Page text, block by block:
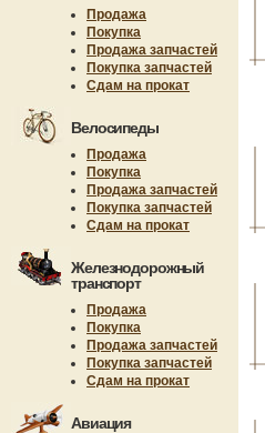
Продажа
Покупка
Продажа запчастей
Покупка запчастей
Сдам на прокат
Велосипеды
Продажа
Покупка
Продажа запчастей
Покупка запчастей
Сдам на прокат
Железнодорожный
транспорт
Продажа
Покупка
Продажа запчастей
Покупка запчастей
Сдам на прокат
Авиация